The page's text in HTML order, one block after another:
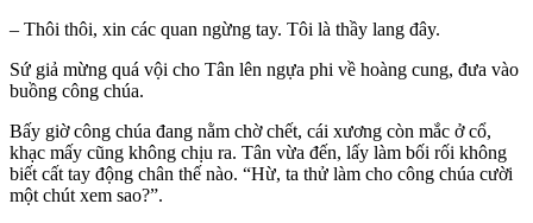
– Thôi thôi, xin các quan ngừng tay. Tôi là thầy lang đây.
Sứ giả mừng quá vội cho Tân lên ngựa phi về hoàng cung, đưa vào
buồng công chúa.
Bấy giờ công chúa đang nằm chờ chết, cái xương còn mắc ở cổ,
khạc mấy cũng không chịu ra. Tân vừa đến, lấy làm bối rối không
biết cất tay động chân thế nào. “Hừ, ta thử làm cho công chúa cười
một chút xem sao?”.